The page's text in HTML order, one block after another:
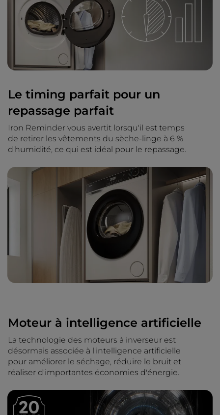
Le timing parfait pour un
repassage parfait
Iron Reminder vous avertit lorsqu'il est temps
de retirer les vêtements du sèche-linge à 6 %
d'humidité, ce qui est idéal pour le repassage.
Moteur à intelligence artificielle
La technologie des moteurs à inverseur est
désormais associée à l'intelligence artificielle
pour améliorer le séchage, réduire le bruit et
réaliser d'importantes économies d'énergie.